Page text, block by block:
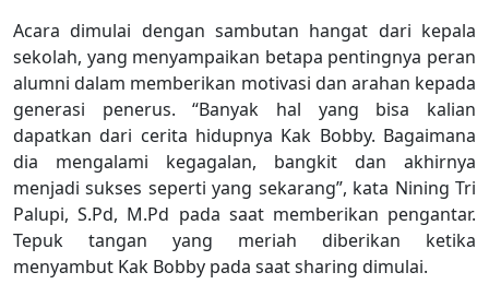
Acara dimulai dengan sambutan hangat dari kepala
sekolah, yang menyampaikan betapa pentingnya peran
alumni dalam memberikan motivasi dan arahan kepada
generasi penerus. “Banyak hal yang bisa kalian
dapatkan dari cerita hidupnya Kak Bobby. Bagaimana
dia mengalami kegagalan, bangkit dan akhirnya
menjadi sukses seperti yang sekarang”, kata Nining Tri
Palupi, S.Pd, M.Pd pada saat memberikan pengantar.
Tepuk tangan yang meriah diberikan ketika
menyambut Kak Bobby pada saat sharing dimulai.